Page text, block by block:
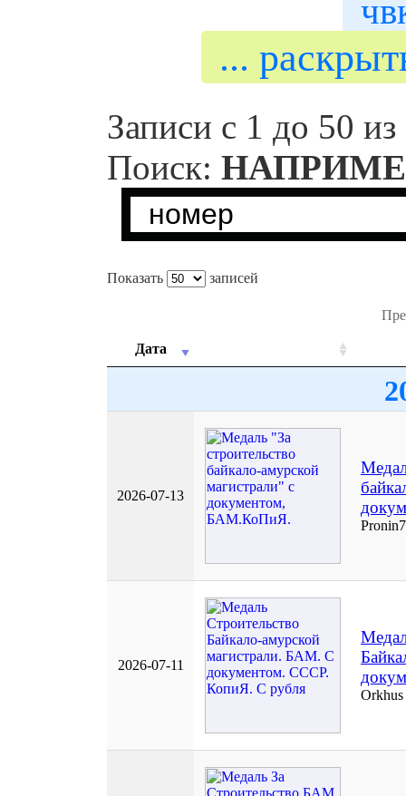
...
Записи с 1 до 50 из
Поиск:
Показать записей
Дата
2026-07-13
2026-07-11
Orkhus